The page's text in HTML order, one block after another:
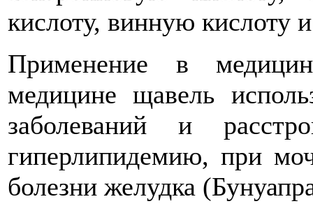
кислоту, винную кислоту
Применение в
медицине щавель
заболеваний и
гиперлипидемию, при
болезни желудка